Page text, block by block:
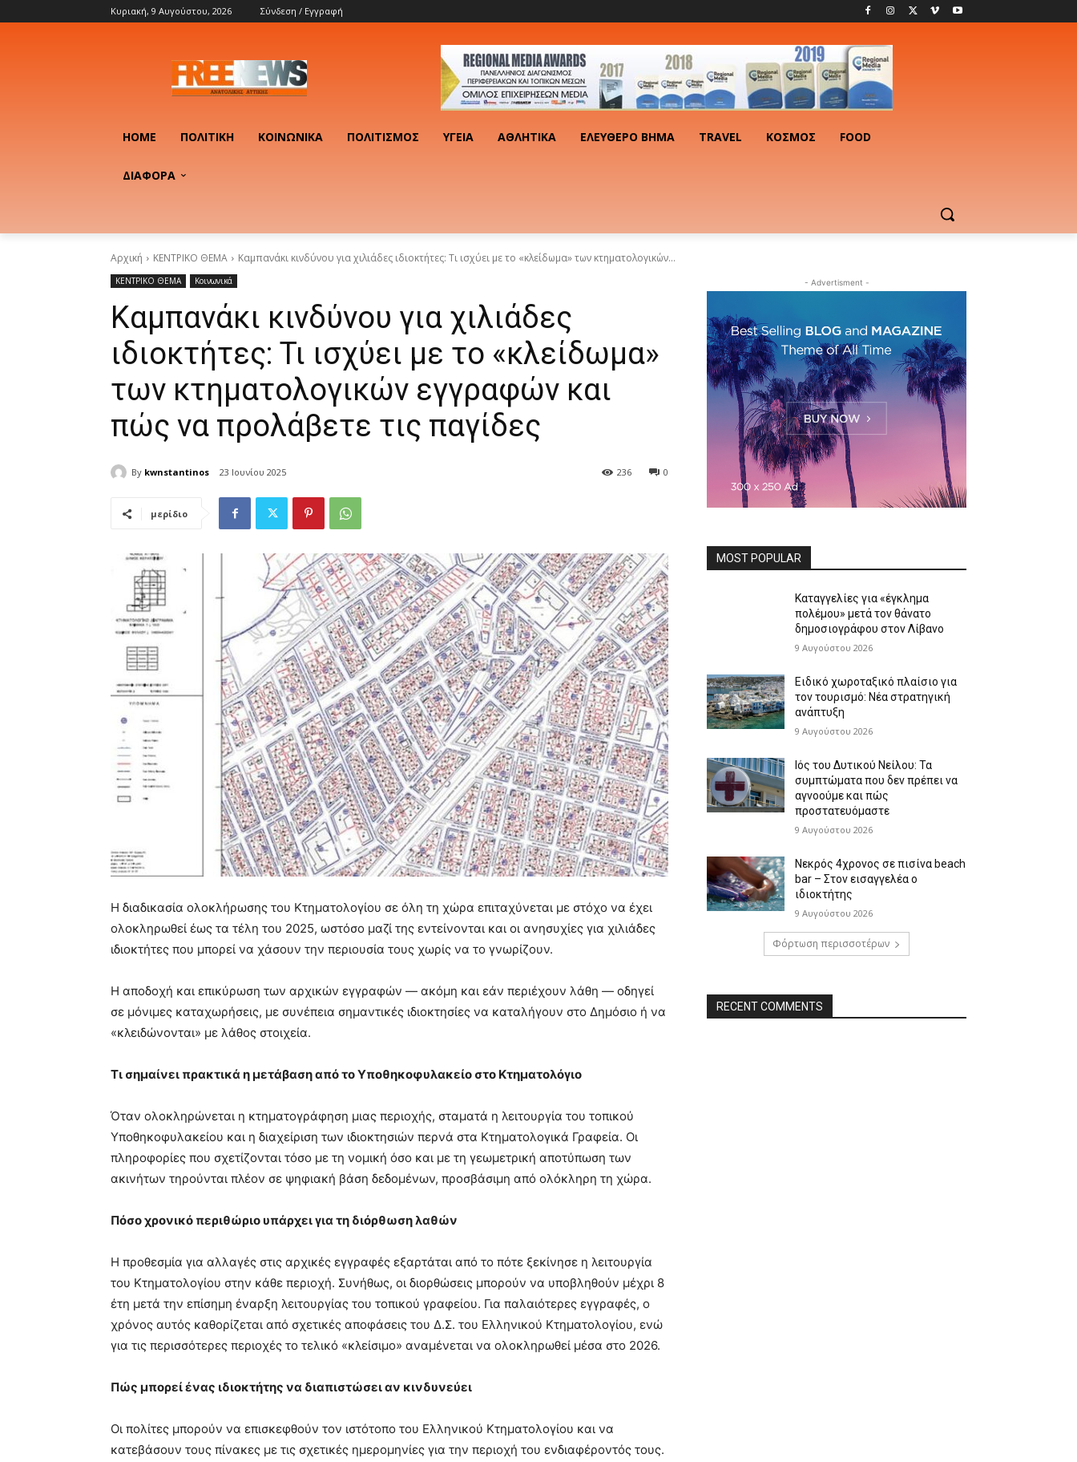
Κυριακή, 9 Αυγούστου, 2026 Σύνδεση / Εγγραφή
HOME ΠΟΛΙΤΙΚΉ ΚΟΙΝΩΝΙΚΆ ΠΟΛΙΤΙΣΜΌΣ ΥΓΕΊΑ ΑΘΛΗΤΙΚΆ ΕΛΕΎΘΕΡΟ ΒΉΜΑ TRAVEL ΚΟΣΜΟΣ FOOD
ΔΙΑΦΟΡΑ
Αρχική ΚΕΝΤΡΙΚΟ ΘΕΜΑ Καμπανάκι κινδύνου για χιλιάδες ιδιοκτήτες: Τι ισχύει με το «κλείδωμα» των κτηματολογικών...
ΚΕΝΤΡΙΚΟ ΘΕΜΑ Κοινωνικά
Καμπανάκι κινδύνου για χιλιάδες
ιδιοκτήτες: Τι ισχύει με το «κλείδωμα»
των κτηματολογικών εγγραφών και
πώς να προλάβετε τις παγίδες
By kwnstantinos 23 Ιουνίου 2025 0
236
μερίδιο
Η διαδικασία ολοκλήρωσης του Κτηματολογίου σε όλη τη χώρα επιταχύνεται με στόχο να έχει
ολοκληρωθεί έως τα τέλη του 2025, ωστόσο μαζί της εντείνονται και οι ανησυχίες για χιλιάδες
ιδιοκτήτες που μπορεί να χάσουν την περιουσία τους χωρίς να το γνωρίζουν.
Η αποδοχή και επικύρωση των αρχικών εγγραφών — ακόμη και εάν περιέχουν λάθη — οδηγεί
σε μόνιμες καταχωρήσεις, με συνέπεια σημαντικές ιδιοκτησίες να καταλήγουν στο Δημόσιο ή να
«κλειδώνονται» με λάθος στοιχεία.
Τι σημαίνει πρακτικά η μετάβαση από το Υποθηκοφυλακείο στο Κτηματολόγιο
Όταν ολοκληρώνεται η κτηματογράφηση μιας περιοχής, σταματά η λειτουργία του τοπικού
Υποθηκοφυλακείου και η διαχείριση των ιδιοκτησιών περνά στα Κτηματολογικά Γραφεία. Οι
πληροφορίες που σχετίζονται τόσο με τη νομική όσο και με τη γεωμετρική αποτύπωση των
ακινήτων τηρούνται πλέον σε ψηφιακή βάση δεδομένων, προσβάσιμη από ολόκληρη τη χώρα.
Πόσο χρονικό περιθώριο υπάρχει για τη διόρθωση λαθών
Η προθεσμία για αλλαγές στις αρχικές εγγραφές εξαρτάται από το πότε ξεκίνησε η λειτουργία
του Κτηματολογίου στην κάθε περιοχή. Συνήθως, οι διορθώσεις μπορούν να υποβληθούν μέχρι 8
έτη μετά την επίσημη έναρξη λειτουργίας του τοπικού γραφείου. Για παλαιότερες εγγραφές, ο
χρόνος αυτός καθορίζεται από σχετικές αποφάσεις του Δ.Σ. του Ελληνικού Κτηματολογίου, ενώ
για τις περισσότερες περιοχές το τελικό «κλείσιμο» αναμένεται να ολοκληρωθεί μέσα στο 2026.
Πώς μπορεί ένας ιδιοκτήτης να διαπιστώσει αν κινδυνεύει
Οι πολίτες μπορούν να επισκεφθούν τον ιστότοπο του Ελληνικού Κτηματολογίου και να
κατεβάσουν τους πίνακες με τις σχετικές ημερομηνίες για την περιοχή του ενδιαφέροντός τους.
- Advertisment -
MOST POPULAR
Καταγγελίες για «έγκλημα
πολέμου» μετά τον θάνατο
δημοσιογράφου στον Λίβανο
9 Αυγούστου 2026
Ειδικό χωροταξικό πλαίσιο για
τον τουρισμό: Νέα στρατηγική
ανάπτυξη
9 Αυγούστου 2026
Ιός του Δυτικού Νείλου: Τα
συμπτώματα που δεν πρέπει να
αγνοούμε και πώς
προστατευόμαστε
9 Αυγούστου 2026
Νεκρός 4χρονος σε πισίνα beach
bar – Στον εισαγγελέα ο
ιδιοκτήτης
9 Αυγούστου 2026
Φόρτωση περισσοτέρων
RECENT COMMENTS